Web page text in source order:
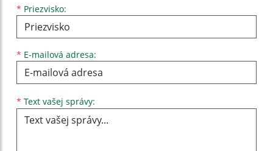
* Priezvisko:
* E-mailová adresa:
* Text vašej správy: